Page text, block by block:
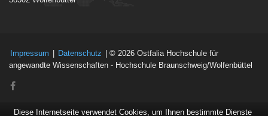
Impressum Datenschutz
| © 2026 Ostfalia Hochschule für
angewandte Wissenschaften - Hochschule Braunschweig/Wolfenbüttel
Diese Internetseite verwendet Cookies, um Ihnen bestimmte Dienste